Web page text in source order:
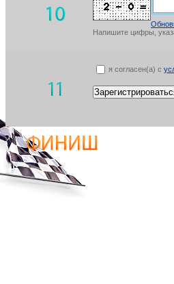
Напишите цифры,
я согласен(а) с